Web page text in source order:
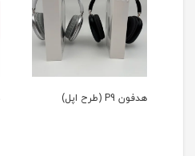
هدفون P9 (طرح اپل)